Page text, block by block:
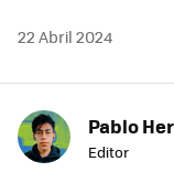
22 Abril 2024
Pablo
Editor